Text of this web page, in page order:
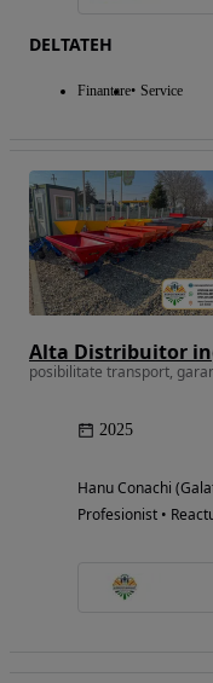
DELTATEH
Finantare Service
posibilitate transport,
2025
Hanu Conachi
Profesionist •